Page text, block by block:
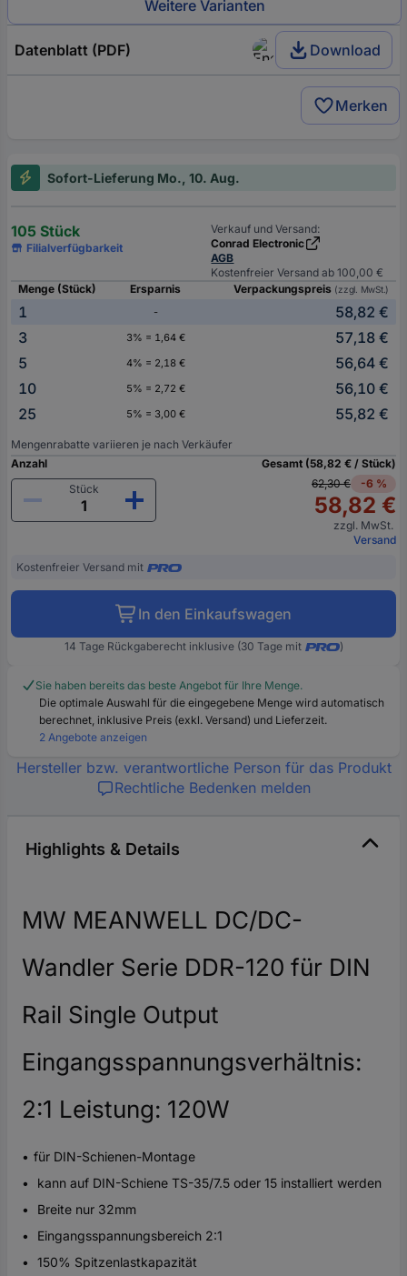
Weitere Varianten
Datenblatt (PDF) Download
Merken
Sofort-Lieferung Mo., 10. Aug.
105 Stück
Filialverfügbarkeit
Verkauf und Versand:
Conrad Electronic
AGB
Kostenfreier Versand ab 100,00 €
Menge (Stück)
Ersparnis Verpackungspreis (zzgl. MwSt.)
1 -
58,82 €
3
3% = 1,64 €
57,18 €
5
4% = 2,18 €
56,64 €
10
5% = 2,72 €
56,10 €
25
5% = 3,00 € 55,82 €
Mengenrabatte variieren je nach Verkäufer
Anzahl
Stück
Gesamt (58,82 € / Stück)
62,30 €
-6 %
58,82 €
zzgl. MwSt.
Versand
Kostenfreier Versand mit
In den Einkaufswagen
14 Tage Rückgaberecht inklusive (30 Tage mit )
Sie haben bereits das beste Angebot für Ihre Menge.
Die optimale Auswahl für die eingegebene Menge wird automatisch
berechnet, inklusive Preis (exkl. Versand) und Lieferzeit.
2 Angebote anzeigen
Hersteller bzw. verantwortliche Person für das Produkt
Rechtliche Bedenken melden
Highlights & Details
MW MEANWELL DC/DC-
Wandler Serie DDR-120 für DIN
Rail Single Output
Eingangsspannungsverhältnis:
2:1 Leistung: 120W
für DIN-Schienen-Montage
kann auf DIN-Schiene TS-35/7.5 oder 15 installiert werden
Breite nur 32mm
Eingangsspannungsbereich 2:1
150% Spitzenlastkapazität